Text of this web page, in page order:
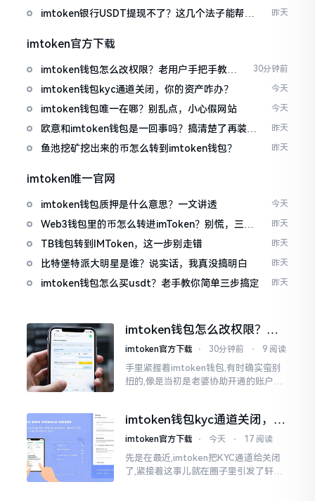
imtoken银行USDT提现不了？这几个法子能帮你
昨天
imtoken官方下载
imtoken钱包怎么改权限？老用户手把手教你
换主人
30分钟前
imtoken钱包kyc通道关闭，你的资产咋办？ 今天
imtoken钱包唯一在哪？别乱点，小心假网站 今天
欧意和imtoken钱包是一回事吗？搞清楚了再装钱
包
昨天
鱼池挖矿挖出来的币怎么转到imtoken钱包？ 昨天
imtoken唯一官网
imtoken钱包质押是什么意思？一文讲透 今天
Web3钱包里的币怎么转进imToken？别慌，三步
搞定
昨天
TB钱包转到IMToken，这一步别走错 昨天
比特堡特派大明星是谁？说实话，我真没搞明白 昨天
imtoken钱包怎么买usdt？老手教你简单三步搞定 昨天
imtoken钱包怎么改权限？老
用户手把手教你换主人
imtoken官方下载 ⋅ 30分钟前 ⋅ 9 阅读
手里紧握着imtoken钱包,有时确实蛮别
扭的,像是当初是老婆协助开通的账户呢,
imtoken钱包kyc通道关闭，你
的资产咋办？
imtoken官方下载 ⋅ 今天 ⋅ 17 阅读
先是在最近,imtoken把KYC通道给关闭
了,紧接着这事儿就在圈子里引发了轩然